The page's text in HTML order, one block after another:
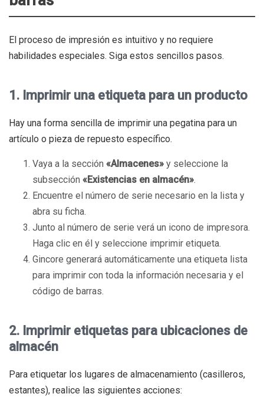
El proceso de impresión es intuitivo y no requiere
habilidades especiales. Siga estos sencillos pasos.
1. Imprimir una etiqueta para un producto
Hay una forma sencilla de imprimir una pegatina para un
artículo o pieza de repuesto específico.
Vaya a la sección «Almacenes» y seleccione la
subsección «Existencias en almacén».
Encuentre el número de serie necesario en la lista y
abra su ficha.
Junto al número de serie verá un icono de impresora.
Haga clic en él y seleccione imprimir etiqueta.
Gincore generará automáticamente una etiqueta lista
para imprimir con toda la información necesaria y el
código de barras.
2. Imprimir etiquetas para ubicaciones de
almacén
Para etiquetar los lugares de almacenamiento (casilleros,
estantes), realice las siguientes acciones: